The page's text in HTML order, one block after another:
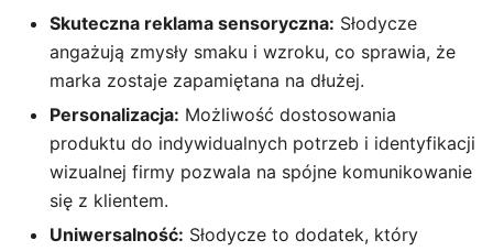
Skuteczna reklama sensoryczna: Słodycze
angażują zmysły smaku i wzroku, co sprawia, że
marka zostaje zapamiętana na dłużej.
Personalizacja: Możliwość dostosowania
produktu do indywidualnych potrzeb i identyfikacji
wizualnej firmy pozwala na spójne komunikowanie
się z klientem.
Uniwersalność: Słodycze to dodatek, który